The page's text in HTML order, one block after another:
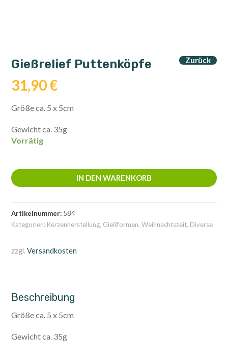
Zurück
Gießrelief Puttenköpfe
31,90€
Größe ca. 5 x 5cm
Gewicht ca. 35g
Vorrätig
Puttenköpfe
Menge
IN DEN WARENKORB
Artikelnummer: 584
Kategorien: Kerzenherstellung, Gießformen,Weihnachtszeit, Diverse
zzgl.Versandkosten
Beschreibung
Größe ca. 5 x 5cm
Gewicht ca. 35g